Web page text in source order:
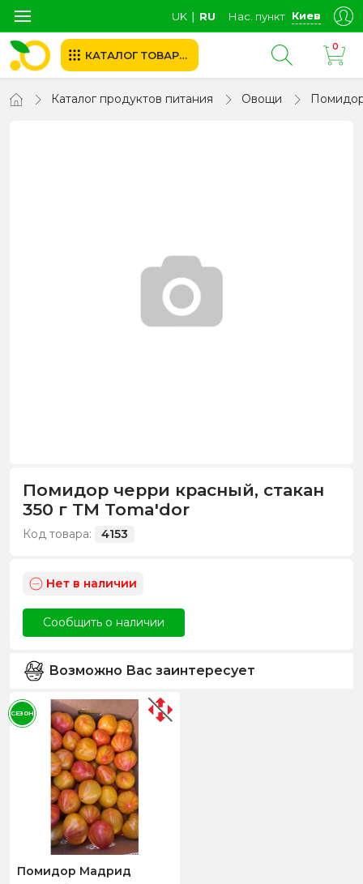
UK ∣ RU Нас. пункт Киев
КАТАЛОГ ТОВАРОВ
0
Каталог продуктов питания Овощи
Помидор черри красный, стакан
350 г ТМ Toma'dor
Код товара: 4153
Нет в наличии
Сообщить о наличии
Возможно Вас заинтересует
Помидор Мадрид
СЕЗОН